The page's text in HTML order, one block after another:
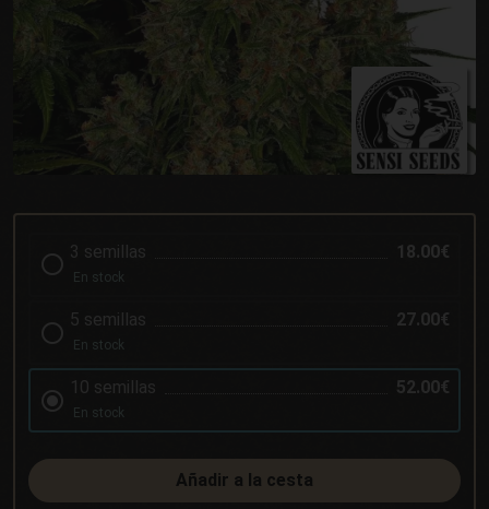
3 semillas 18.00€
En stock
5 semillas 27.00€
En stock
10 semillas 52.00€
En stock
Añadir a la cesta